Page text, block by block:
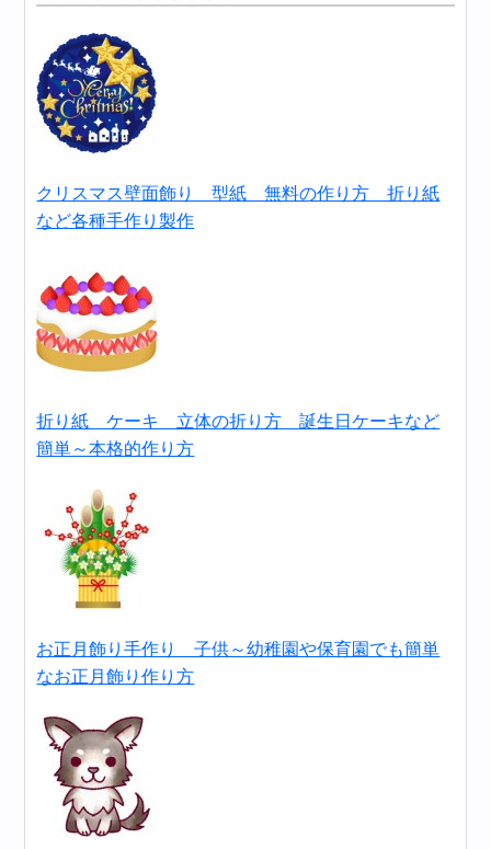
クリスマス壁面飾り 型紙 無料の作り方 折り紙
など各種手作り製作
折り紙 ケーキ 立体の折り方 誕生日ケーキなど
簡単～本格的作り方
お正月飾り手作り 子供～幼稚園や保育園でも簡単
なお正月飾り作り方